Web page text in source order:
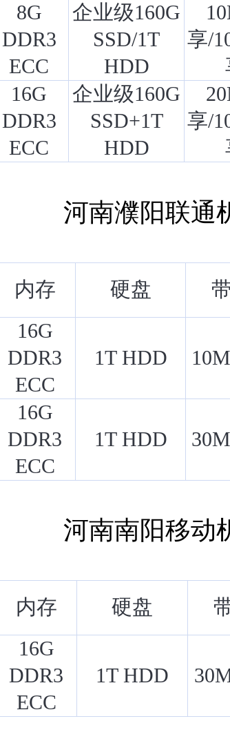
8G
DDR3
ECC
企业级160G
SSD/1T
HDD
享/
16G
DDR3
ECC
企业级160G
SSD+1T
HDD
享/
河南濮阳联通
内存 硬盘
16G
DDR3
ECC
1T HDD
16G
DDR3
ECC
1T HDD
河南南阳移动
内存 硬盘
16G
DDR3
ECC
1T HDD